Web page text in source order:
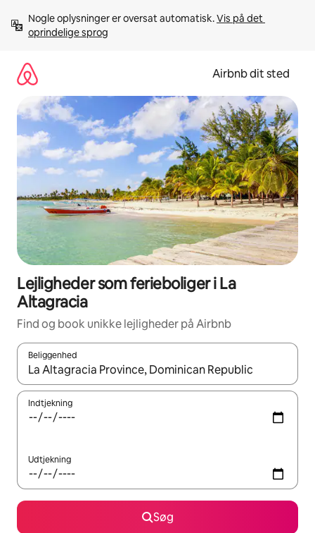
videre
Nogle oplysninger er oversat automatisk. Vis på det
oprindelige sprog
Airbnb dit sted
Lejligheder som ferieboliger i La
Altagracia
Find og book unikke lejligheder på Airbnb
Beliggenhed
Når resultaterne er tilgængelige, skal du navigere med
Indtjekning
Udtjekning
Søg